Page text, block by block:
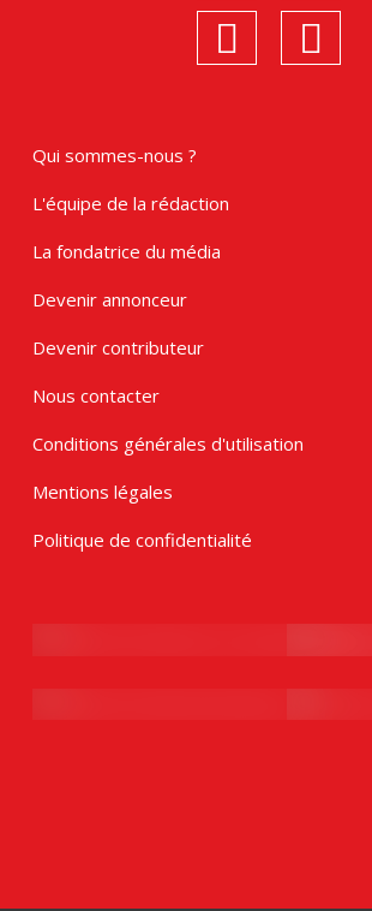
linkedin
Qui sommes-nous ?
L'équipe de la rédaction
La fondatrice du média
Devenir annonceur
Devenir contributeur
Nous contacter
Conditions générales d'utilisation
Mentions légales
Politique de confidentialité